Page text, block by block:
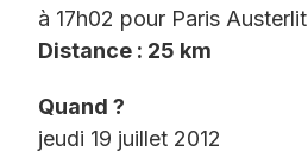
à 17h02 pour Paris
Distance : 25 km
Quand ?
jeudi 19 juillet 2012